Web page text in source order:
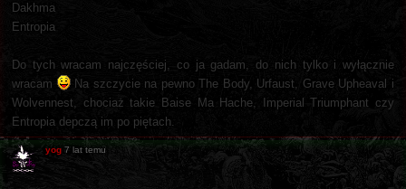
Dakhma
Entropia
Do tych wracam najczęściej, co ja gadam, do nich tylko i wyłącznie
wracam
Na szczycie na pewno The Body, Urfaust, Grave Upheaval i
Wolvennest, chociaż takie Baise Ma Hache, Imperial Triumphant czy
Entropia depczą im po piętach.
yog 7 lat temu